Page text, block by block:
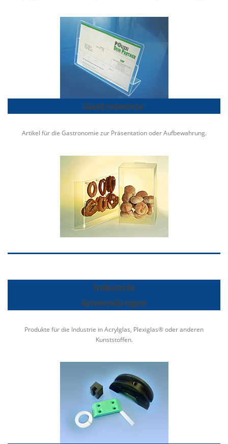
Gastronomie
Artikel für die Gastronomie zur Präsentation oder Aufbewahrung.
Industrie
Anwendungen
Produkte für die Industrie in Acrylglas, Plexiglas® oder anderen
Kunststoffen.